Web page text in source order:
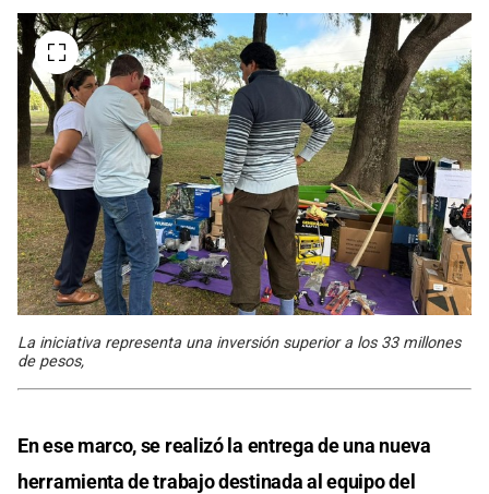
La iniciativa representa una inversión superior a los 33 millones
de pesos,
En ese marco, se realizó la entrega de una nueva
herramienta de trabajo destinada al equipo del